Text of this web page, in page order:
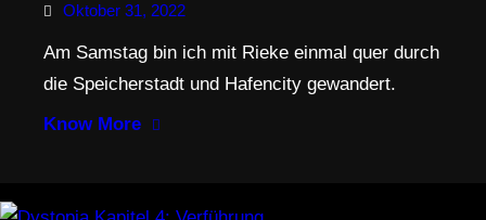
Oktober 31, 2022
Am Samstag bin ich mit Rieke einmal quer durch
die Speicherstadt und Hafencity gewandert.
Know More